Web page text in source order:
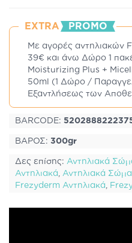
EXTRA PROMO
Με αγορές αντηλιακών
39€ και άνω Δώρο 1
Moisturizing Plus +
50ml (1 Δώρο /
Εξαντλήσεως των
BARCODE:
ΒΑΡΟΣ: 300gr
Δες επίσης: Αντηλιακά
Αντηλιακά, Αντηλιακά
Frezyderm Αντηλιακά,